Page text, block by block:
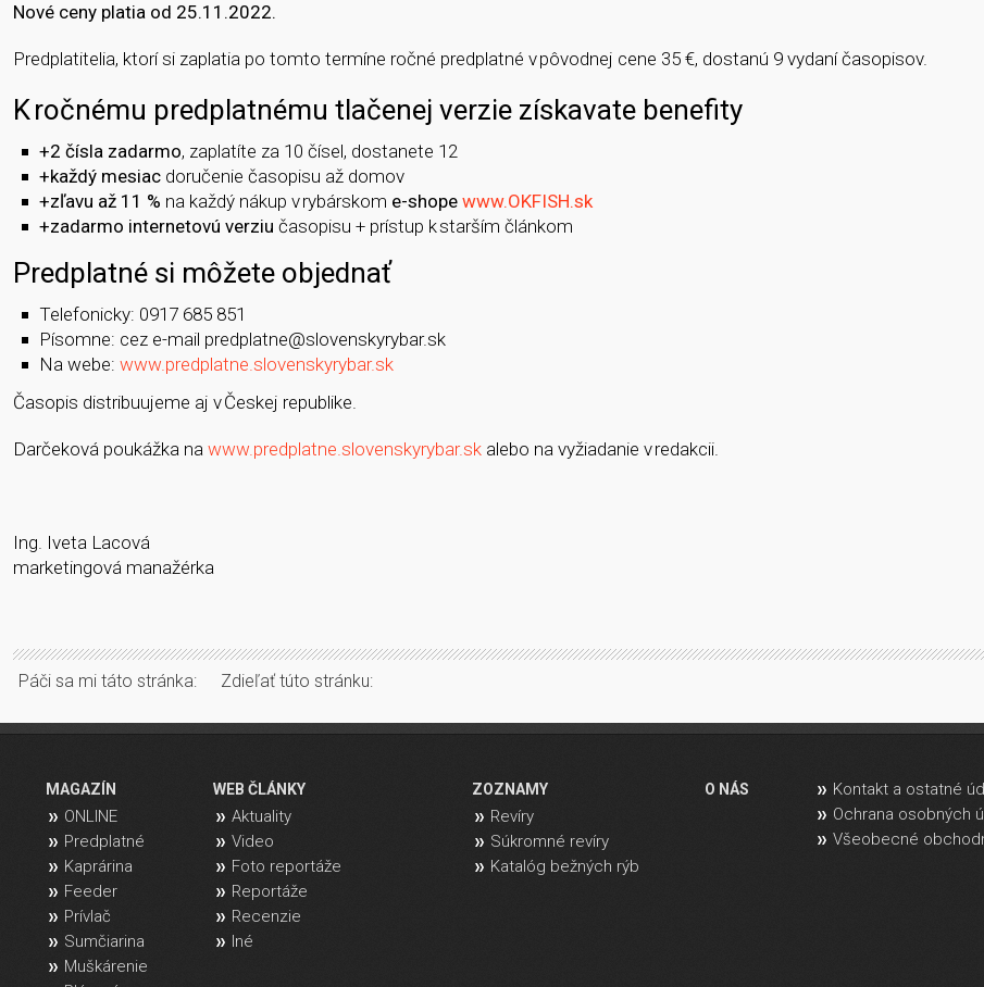
Nové ceny platia od 25.11.2022.
Predplatitelia, ktorí si zaplatia po tomto termíne ročné predplatné v pôvodnej cene 35 €, dostanú 9 vydaní časopisov.
K ročnému predplatnému tlačenej verzie získavate benefity
+2 čísla zadarmo, zaplatíte za 10 čísel, dostanete 12
+každý mesiac doručenie časopisu až domov
+zľavu až 11 % na každý nákup v rybárskom e-shope www.OKFISH.sk
+zadarmo internetovú verziu časopisu + prístup k starším článkom
Predplatné si môžete objednať
Telefonicky: 0917 685 851
Písomne: cez e-mail predplatne@slovenskyrybar.sk
Na webe: www.predplatne.slovenskyrybar.sk
Časopis distribuujeme aj v Českej republike.
Darčeková poukážka na www.predplatne.slovenskyrybar.sk alebo na vyžiadanie v redakcii.
Ing. Iveta Lacová
marketingová manažérka
Páči sa mi táto stránka: Zdieľať túto stránku:
MAGAZÍN
ONLINE
Predplatné
Kaprárina
Feeder
Prívlač
Sumčiarina
Muškárenie
WEB ČLÁNKY
Aktuality
Video
Foto reportáže
Reportáže
Recenzie
Iné
ZOZNAMY
Revíry
Súkromné revíry
Katalóg bežných rýb
O NÁS
Kontakt a ostatné
Ochrana osobných
Všeobecné